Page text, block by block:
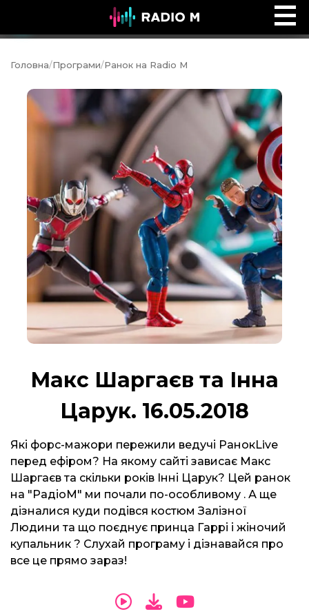
Music Ocean
Головна/Програми/Ранок на Radio M
Макс Шаргаєв та Інна
Царук. 16.05.2018
Які форс-мажори пережили ведучі РанокLive
перед ефіром? На якому сайті зависає Макс
Шаргаєв та скільки років Інні Царук? Цей ранок
на "РадіоМ" ми почали по-особливому . А ще
дізналися куди подівся костюм Залізної
Людини та що поєднує принца Гаррі і жіночий
купальник ? Слухай програму і дізнавайся про
все це прямо зараз!